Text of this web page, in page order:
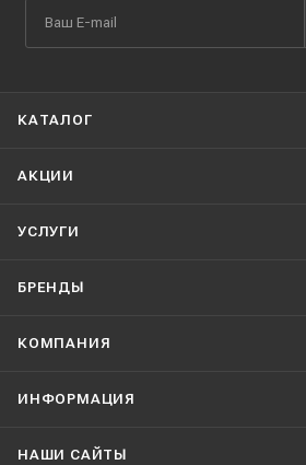
КАТАЛОГ
АКЦИИ
УСЛУГИ
БРЕНДЫ
КОМПАНИЯ
ИНФОРМАЦИЯ
НАШИ CАЙТЫ